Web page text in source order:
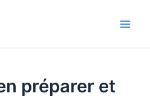
préparer et